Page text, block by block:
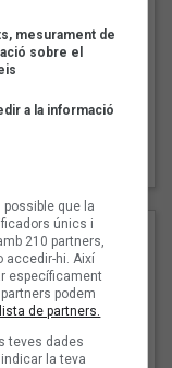
mesurament de
sobre el
a la informació
que la
únics i
210 partners,
accedir-hi. Així
específicament
podem
de partners.
teves dades
la teva